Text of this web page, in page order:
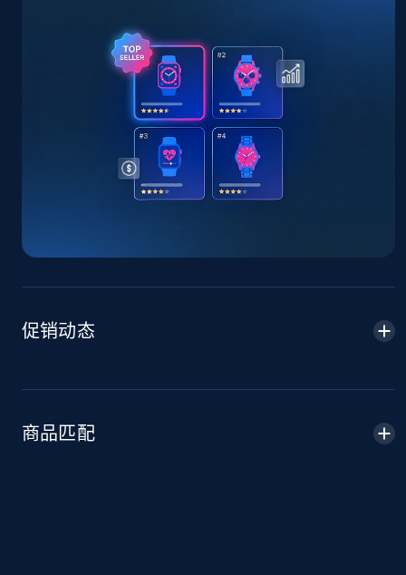
by keywords search
URL, Title, Available, Description, Currency, Initial
price, Final price, Discount percent, and more.
668+ 立即开始
price, Final price, Discount percent, and more.
Seller id, URL, Seller name, Description, Detailed
info, Stars, Feedbacks, Return policy, and more.
促销动态
商品匹配